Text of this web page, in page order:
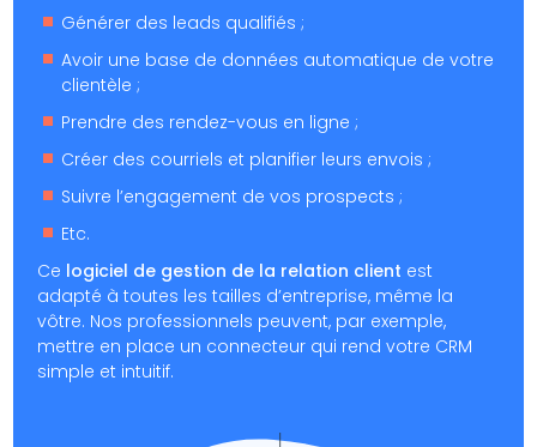
Générer des leads qualifiés ;
Avoir une base de données automatique de votre
clientèle ;
Prendre des rendez-vous en ligne ;
Créer des courriels et planifier leurs envois ;
Suivre l’engagement de vos prospects ;
Etc.
Ce logiciel de gestion de la relation client est
adapté à toutes les tailles d’entreprise, même la
vôtre. Nos professionnels peuvent, par exemple,
mettre en place un connecteur qui rend votre CRM
simple et intuitif.